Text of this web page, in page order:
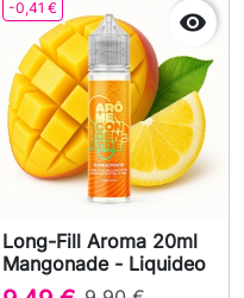
-0,41 € 
Long-Fill Aroma 20ml
Mangonade - Liquideo